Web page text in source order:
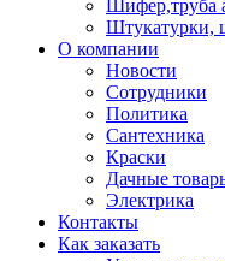
Шифер,труба
Штукатурки,
О компании
Новости
Сотрудники
Политика
Сантехника
Краски
Дачные
Электрика
Контакты
Как заказать